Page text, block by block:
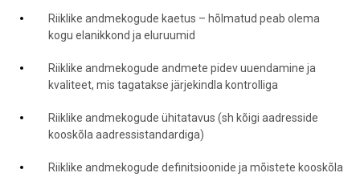
Riiklike andmekogude kaetus – hõlmatud peab olema
kogu elanikkond ja eluruumid
Riiklike andmekogude andmete pidev uuendamine ja
kvaliteet, mis tagatakse järjekindla kontrolliga
Riiklike andmekogude ühitatavus (sh kõigi aadresside
kooskõla aadressistandardiga)
Riiklike andmekogude definitsioonide ja mõistete kooskõla